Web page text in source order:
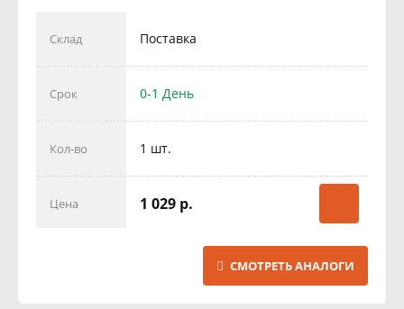
Склад Поставка
Срок 0-1 День
Кол-во 1 шт.
Цена 1 029 р.
СМОТРЕТЬ АНАЛОГИ